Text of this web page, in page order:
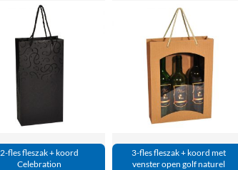
2-fles fleszak + koord
Celebration
3-fles fleszak + koord met
venster open golf naturel